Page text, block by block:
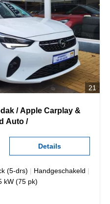
21
/ Apple Carplay &
Auto /
Details
(5-drs) | Handgeschakeld |
kW (75 pk)